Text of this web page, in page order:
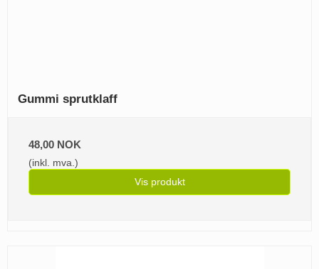
Gummi sprutklaff
48,00 NOK
(inkl. mva.)
Vis produkt